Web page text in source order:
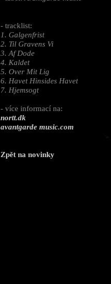
- tracklist:
1. Galgenfrist
2. Til Gravens Vi
3. Af Dode
4. Kaldet
5. Over Mit Lig
6. Havet Hinsides Havet
7. Hjemsogt
- více informací na:
nortt.dk
avantgarde music.com
Zpět na novinky